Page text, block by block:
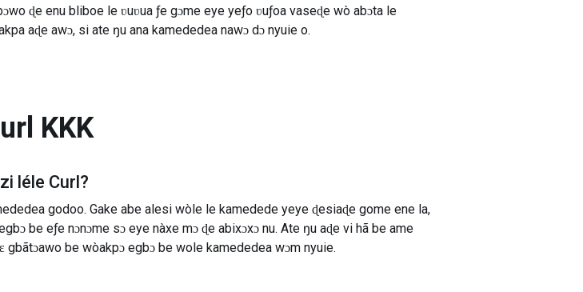
ɖe enu bliboe le ʋuʋua ƒe gɔme eye yeƒo ʋuƒoa vaseɖe wò abɔta le
aɖe awɔ, si ate ŋu ana kamededea nawɔ dɔ nyuie o.
KKK
léle Curl?
godoo. Gake abe alesi wòle le kamedede yeye ɖesiaɖe gome ene la,
be eƒe nɔnɔme sɔ eye nàxe mɔ ɖe abixɔxɔ nu. Ate ŋu aɖe vi hã be ame
be wòakpɔ egbɔ be wole kamededea wɔm nyuie.